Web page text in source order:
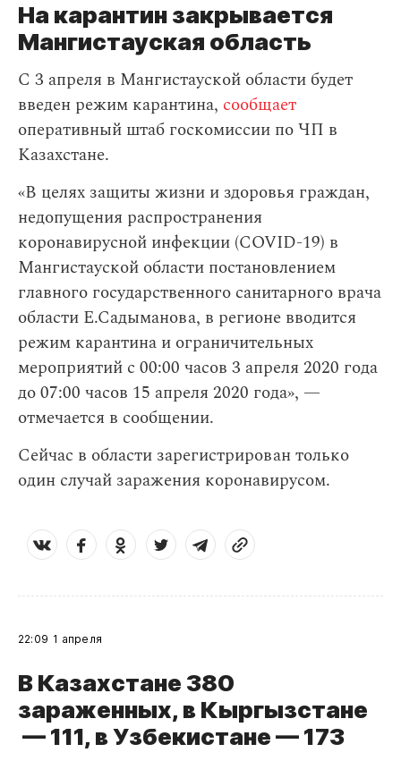
На карантин закрывается
Мангистауская область
С 3 апреля в Мангистауской области будет
введен режим карантина, сообщает
оперативный штаб госкомиссии по ЧП в
Казахстане.
«В целях защиты жизни и здоровья граждан,
недопущения распространения
коронавирусной инфекции (COVID-19) в
Мангистауской области постановлением
главного государственного санитарного врача
области Е.Садыманова, в регионе вводится
режим карантина и ограничительных
мероприятий с 00:00 часов 3 апреля 2020 года
до 07:00 часов 15 апреля 2020 года», —
отмечается в сообщении.
Сейчас в области зарегистрирован только
один случай заражения коронавирусом.
22:09 1 апреля
В Казахстане 380
зараженных, в Кыргызстане
— 111, в Узбекистане — 173